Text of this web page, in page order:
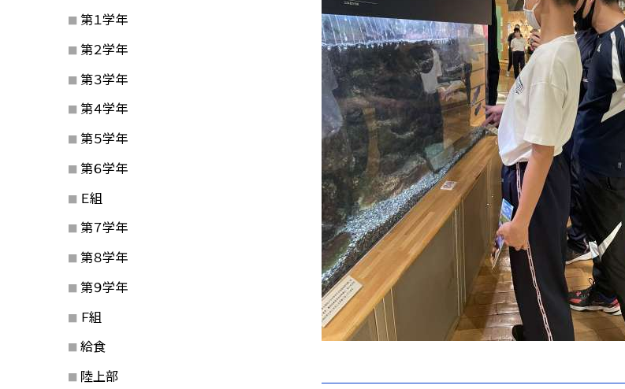
第１学年
第２学年
第３学年
第４学年
第５学年
第６学年
Ｅ組
第７学年
第８学年
第９学年
Ｆ組
給食
陸上部